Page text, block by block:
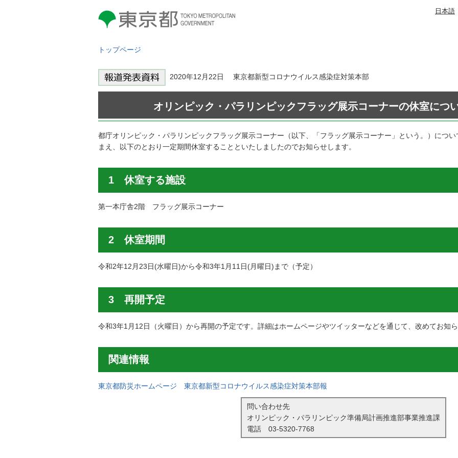
東京都 TOKYO METROPOLITAN
GOVERNMENT
日本語
トップページ
2020年12月22日 東京都新型コロナウイルス感染症対策本部
オリンピック・パラリンピックフラッグ展示コーナーの休室につ
都庁オリンピック・パラリンピックフラッグ展示コーナー（以下、「フラッグ展示コーナー」という。）につ
まえ、以下のとおり一定期間休室することといたしましたのでお知らせします。
1 休室する施設
第一本庁舎2階 フラッグ展示コーナー
2 休室期間
令和2年12月23日(水曜日)から令和3年1月11日(月曜日)まで（予定）
3 再開予定
令和3年1月12日（火曜日）から再開の予定です。詳細はホームページやツイッターなどを通じて、改めてお知ら
関連情報
東京都防災ホームページ 東京都新型コロナウイルス感染症対策本部報
問い合わせ先
オリンピック・パラリンピック準備局計画推進部事業推進課
電話 03-5320-7768